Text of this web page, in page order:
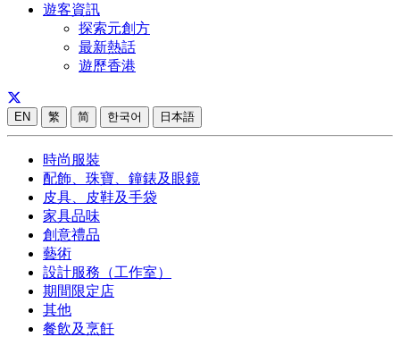
遊客資訊
探索元創方
最新熱話
遊歷香港
EN 繁 简 한국어 日本語
時尚服裝
配飾、珠寶、鐘錶及眼鏡
皮具、皮鞋及手袋
家具品味
創意禮品
藝術
設計服務（工作室）
期間限定店
其他
餐飲及烹飪